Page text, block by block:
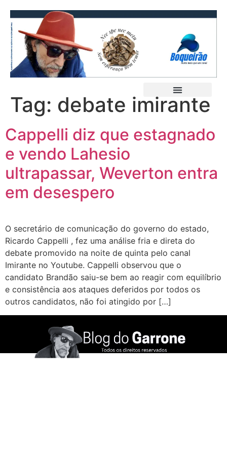
Tag: debate imirante
Cappelli diz que estagnado
e vendo Lahesio
ultrapassar, Weverton entra
em desespero
O secretário de comunicação do governo do estado,
Ricardo Cappelli , fez uma análise fria e direta do
debate promovido na noite de quinta pelo canal
Imirante no Youtube. Cappelli observou que o
candidato Brandão saiu-se bem ao reagir com equilíbrio
e consistência aos ataques deferidos por todos os
outros candidatos, não foi atingido por […]